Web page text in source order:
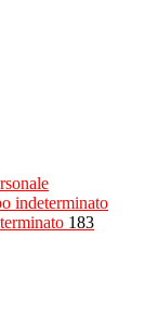
indeterminato
183